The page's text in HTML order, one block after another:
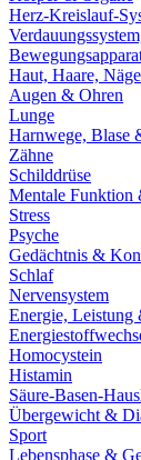
Herz-Kreislauf-
Haut, Haare,
Augen & Ohren
Lunge
Harnwege, Blase
Zähne
Schilddrüse
Mentale Funktion
Stress
Psyche
Gedächtnis &
Schlaf
Nervensystem
Energie, Leistung
Homocystein
Histamin
Säure-Basen-
Übergewicht &
Sport
Lebensphase &